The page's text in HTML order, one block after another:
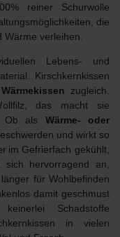
reiner Schurwolle
die
verleihen.
Lebens- und
Kirschkernkissen
zugleich.
das macht sie
Ob als Wärme- oder
und wirkt so
im Gefrierfach gekühlt,
sich hervorragend an,
für Wohlbefinden
damit geschmust
Schadstoffe
in vielen